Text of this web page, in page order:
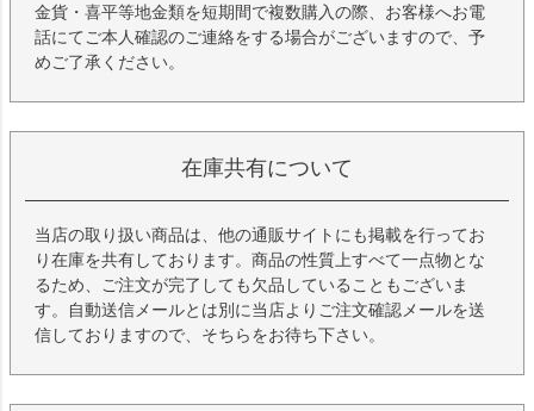
金貨・喜平等地金類を短期間で複数購入の際、お客様へお電
話にてご本人確認のご連絡をする場合がございますので、予
めご了承ください。
在庫共有について
当店の取り扱い商品は、他の通販サイトにも掲載を行ってお
り在庫を共有しております。商品の性質上すべて一点物とな
るため、ご注文が完了しても欠品していることもございま
す。自動送信メールとは別に当店よりご注文確認メールを送
信しておりますので、そちらをお待ち下さい。